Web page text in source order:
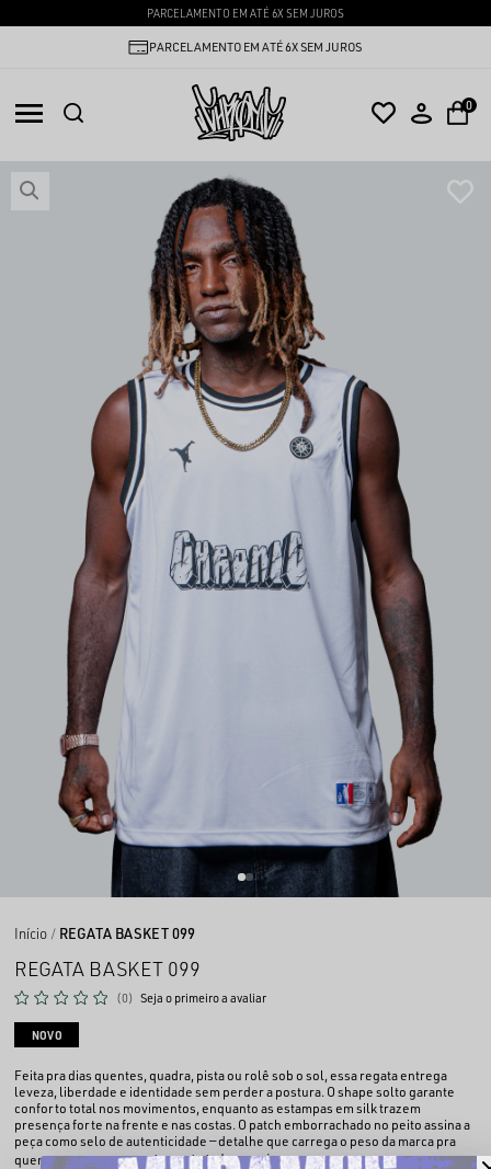
PARCELAMENTO EM ATÉ 6X SEM JUROS
PARCELAMENTO EM ATÉ 6X SEM JUROS
0
Início REGATA BASKET 099
REGATA BASKET 099
(0) Seja o primeiro a avaliar
NOVO
Feita pra dias quentes, quadra, pista ou rolê sob o sol, essa regata entrega
leveza, liberdade e identidade sem perder a postura. O shape solto garante
conforto total nos movimentos, enquanto as estampas em silk trazem
presença forte na frente e nas costas. O patch emborrachado no peito assina a
peça como selo de autenticidade — detalhe que carrega o peso da marca pra
quem representa a rua de verdade.Ler mais